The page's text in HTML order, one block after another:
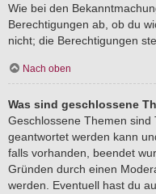
Wie bei den
Berechtigungen ab, ob du
nicht; die Berechtigungen
Nach oben
Was sind geschlossene
Geschlossene Themen
geantwortet werden kann
falls vorhanden, beendet
Gründen durch einen
werden. Eventuell hast du